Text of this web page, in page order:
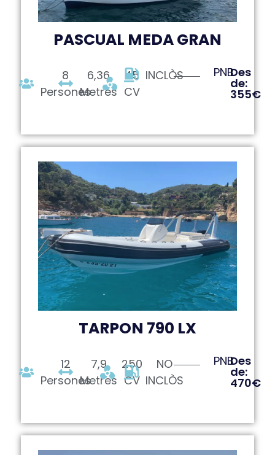
PASCUAL MEDA GRAN
8
Persones
6,36
Metres
45
CV
INCLÒS PNBDes
de:
355€
TARPON 790 LX
12
Persones
7,9
Metres
250
CV
NO
INCLÒS
PNBDes
de:
470€